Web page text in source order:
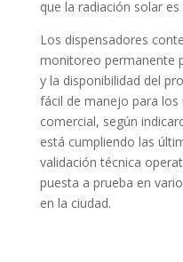
que la radiación solar es
Los dispensadores
monitoreo permanente
y la disponibilidad del
fácil de manejo para
comercial, según
está cumpliendo las
validación técnica
puesta a prueba en
en la ciudad.